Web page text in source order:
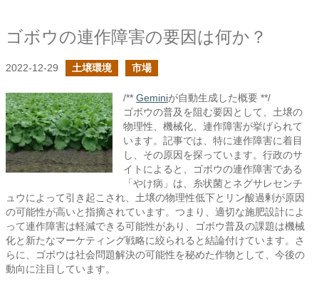
ゴボウの連作障害の要因は何か？
2022-12-29 土壌環境 市場
/** Geminiが自動生成した概要 **/
ゴボウの普及を阻む要因として、土壌の
物理性、機械化、連作障害が挙げられて
います。記事では、特に連作障害に着目
し、その原因を探っています。行政のサ
イトによると、ゴボウの連作障害である
「やけ病」は、糸状菌とネグサレセンチ
ュウによって引き起こされ、土壌の物理性低下とリン酸過剰が原因
の可能性が高いと指摘されています。つまり、適切な施肥設計によ
って連作障害は軽減できる可能性があり、ゴボウ普及の課題は機械
化と新たなマーケティング戦略に絞られると結論付けています。さ
らに、ゴボウは社会問題解決の可能性を秘めた作物として、今後の
動向に注目しています。